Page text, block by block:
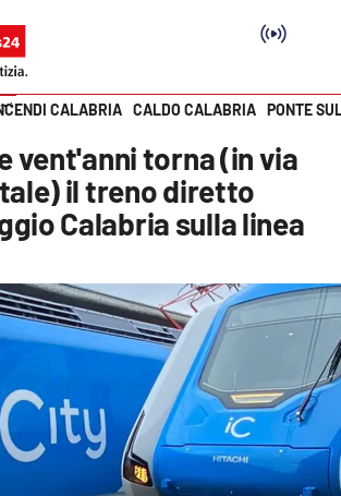
CALABRIA CALDO CALABRIA PONTE
vent'anni torna (in via
il treno diretto
Calabria sulla linea